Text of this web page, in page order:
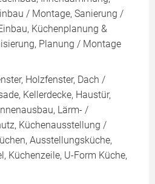
/ Montage, Sanierung /
Küchenplanung &
Planung / Montage
Holzfenster, Dach /
Kellerdecke, Haustür,
Lärm- /
Küchenausstellung /
Ausstellungsküche,
Küchenzeile, U-Form Küche,